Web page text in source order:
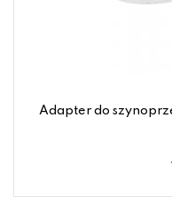
Adapter do